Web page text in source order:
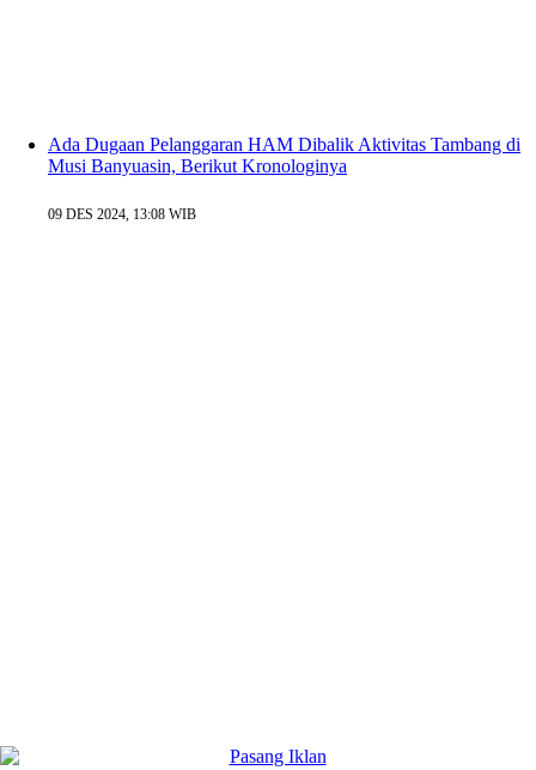
Ada Dugaan Pelanggaran HAM Dibalik Aktivitas Tambang di
Musi Banyuasin, Berikut Kronologinya
09 DES 2024, 13:08 WIB